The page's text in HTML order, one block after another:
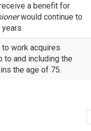
a benefit for
would continue to
work acquires
to and including the
the age of 75.